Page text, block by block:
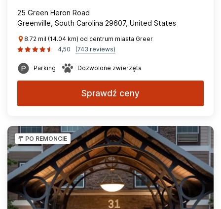
25 Green Heron Road
Greenville, South Carolina 29607, United States
8.72 mil (14.04 km) od centrum miasta Greer
4,50
(743 reviews)
Parking Dozwolone zwierzęta
Sprawdź ceny
PO REMONCIE